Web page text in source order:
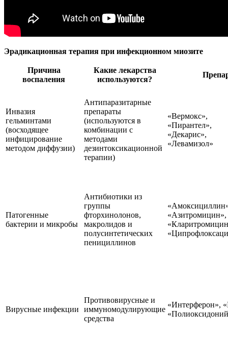
Эрадикационная терапия при инфекционном миозите
Причина
воспаления
Какие лекарства
используются?
Инвазия
гельминтами
(восходящее
инфицирование
методом диффузии)
Антипаразитарные
препараты
(используются в
комбинации с
методами
дезинтоксикационной
терапии)
«Вермокс»,
«Пирантел»,
«Декарис»,
«Левамизол»
Патогенные
бактерии и микробы
Антибиотики из
группы
фторхинолонов,
макролидов и
полусинтетических
пенициллинов
«Азитромицин»,
Вирусные инфекции
Противовирусные и
иммуномодулирующие
средства
«Интерферон»,